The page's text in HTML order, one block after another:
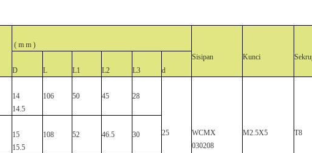
( m m )
Sisipan
Kunci
D
L L1 L2 L3 d
14
14.5
106 50 45 28
25
WCMX
030208
M2.5X5 T8
15
15.5
108 52 46.5 30